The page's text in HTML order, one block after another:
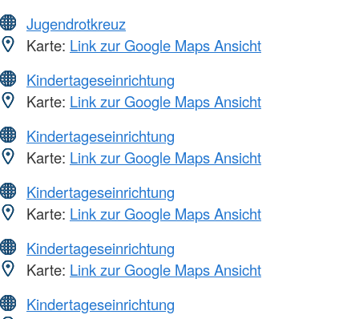
Jugendrotkreuz
Karte: Link zur Google Maps Ansicht
Kindertageseinrichtung
Karte: Link zur Google Maps Ansicht
Kindertageseinrichtung
Karte: Link zur Google Maps Ansicht
Kindertageseinrichtung
Karte: Link zur Google Maps Ansicht
Kindertageseinrichtung
Karte: Link zur Google Maps Ansicht
Kindertageseinrichtung